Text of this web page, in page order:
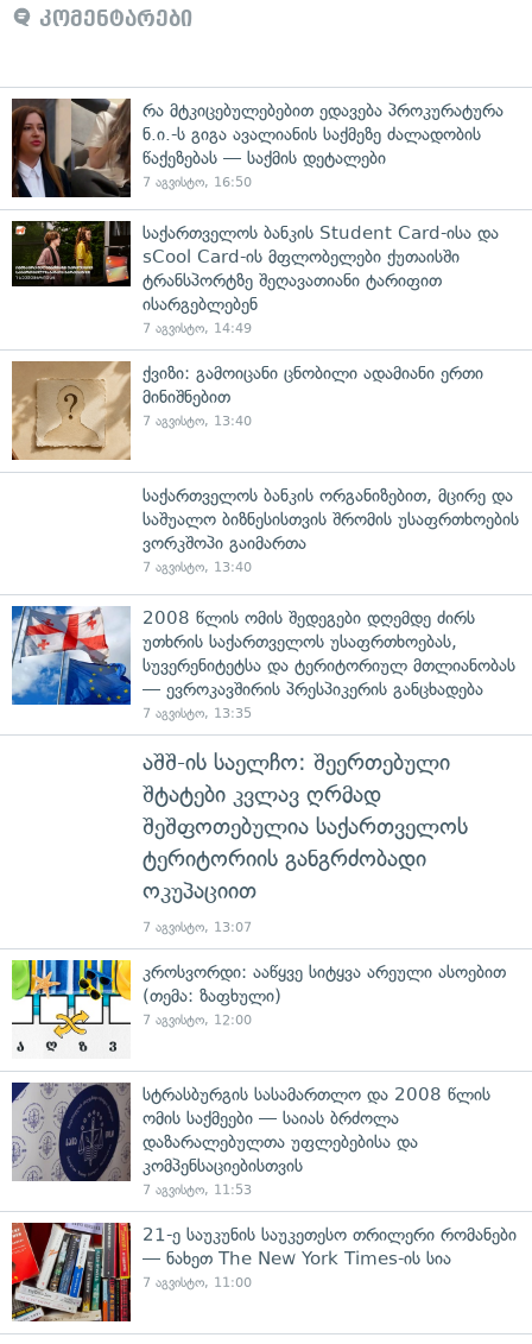
კომენტარები
რა მტკიცებულებებით ედავება პროკურატურა
ნ.ი.-ს გიგა ავალიანის საქმეზე ძალადობის
წაქეზებას — საქმის დეტალები
7 აგვისტო, 16:50
საქართველოს ბანკის Student Card-ისა და
sCool Card-ის მფლობელები ქუთაისში
ტრანსპორტზე შეღავათიანი ტარიფით
ისარგებლებენ
7 აგვისტო, 14:49
ქვიზი: გამოიცანი ცნობილი ადამიანი ერთი
მინიშნებით
7 აგვისტო, 13:40
საქართველოს ბანკის ორგანიზებით, მცირე და
საშუალო ბიზნესისთვის შრომის უსაფრთხოების
ვორკშოპი გაიმართა
7 აგვისტო, 13:40
2008 წლის ომის შედეგები დღემდე ძირს
უთხრის საქართველოს უსაფრთხოებას,
სუვერენიტეტსა და ტერიტორიულ მთლიანობას
— ევროკავშირის პრესპიკერის განცხადება
7 აგვისტო, 13:35
აშშ-ის საელჩო: შეერთებული
შტატები კვლავ ღრმად
შეშფოთებულია საქართველოს
ტერიტორიის განგრძობადი
ოკუპაციით
7 აგვისტო, 13:07
კროსვორდი: ააწყვე სიტყვა არეული ასოებით
(თემა: ზაფხული)
7 აგვისტო, 12:00
სტრასბურგის სასამართლო და 2008 წლის
ომის საქმეები — საიას ბრძოლა
დაზარალებულთა უფლებებისა და
კომპენსაციებისთვის
7 აგვისტო, 11:53
21-ე საუკუნის საუკეთესო თრილერი რომანები
— ნახეთ The New York Times-ის სია
7 აგვისტო, 11:00